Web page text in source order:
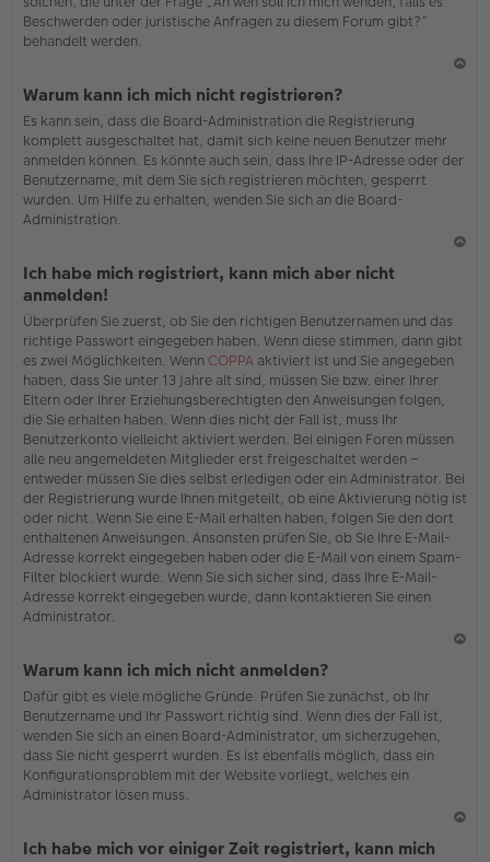
Beschwerden oder juristische Anfragen zu diesem Forum gibt?“
behandelt werden.
b
Warum kann ich mich nicht registrieren?
Es kann sein, dass die Board-Administration die Registrierung
komplett ausgeschaltet hat, damit sich keine neuen Benutzer mehr
anmelden können. Es könnte auch sein, dass Ihre IP-Adresse oder der
Benutzername, mit dem Sie sich registrieren möchten, gesperrt
wurden. Um Hilfe zu erhalten, wenden Sie sich an die Board-
Administration.
b
en
Ich habe mich registriert, kann mich aber nicht
anmelden!
Überprüfen Sie zuerst, ob Sie den richtigen Benutzernamen und das
richtige Passwort eingegeben haben. Wenn diese stimmen, dann gibt
es zwei Möglichkeiten. Wenn COPPA aktiviert ist und Sie angegeben
haben, dass Sie unter 13 Jahre alt sind, müssen Sie bzw. einer Ihrer
Eltern oder Ihrer Erziehungsberechtigten den Anweisungen folgen,
die Sie erhalten haben. Wenn dies nicht der Fall ist, muss Ihr
Benutzerkonto vielleicht aktiviert werden. Bei einigen Foren müssen
alle neu angemeldeten Mitglieder erst freigeschaltet werden –
entweder müssen Sie dies selbst erledigen oder ein Administrator. Bei
der Registrierung wurde Ihnen mitgeteilt, ob eine Aktivierung nötig ist
oder nicht. Wenn Sie eine E-Mail erhalten haben, folgen Sie den dort
enthaltenen Anweisungen. Ansonsten prüfen Sie, ob Sie Ihre E-Mail-
Adresse korrekt eingegeben haben oder die E-Mail von einem Spam-
Filter blockiert wurde. Wenn Sie sich sicher sind, dass Ihre E-Mail-
Adresse korrekt eingegeben wurde, dann kontaktieren Sie einen
Administrator.
Warum kann ich mich nicht anmelden?
Dafür gibt es viele mögliche Gründe. Prüfen Sie zunächst, ob Ihr
Benutzername und Ihr Passwort richtig sind. Wenn dies der Fall ist,
wenden Sie sich an einen Board-Administrator, um sicherzugehen,
dass Sie nicht gesperrt wurden. Es ist ebenfalls möglich, dass ein
Konfigurationsproblem mit der Website vorliegt, welches ein
Administrator lösen muss.
Ich habe mich vor einiger Zeit registriert, kann mich